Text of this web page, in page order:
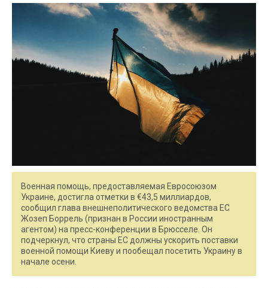
Военная помощь, предоставляемая Евросоюзом
Украине, достигла отметки в €43,5 миллиардов,
сообщил глава внешнеполитического ведомства ЕС
Жозеп Боррель (признан в России иностранным
агентом) на пресс-конференции в Брюсселе. Он
подчеркнул, что страны ЕС должны ускорить поставки
военной помощи Киеву и пообещал посетить Украину в
начале осени.